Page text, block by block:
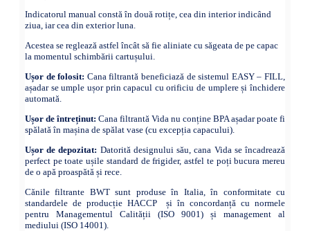
Indicatorul manual constă în două rotițe, cea din interior indicând
ziua, iar cea din exterior luna.
Acestea se reglează astfel încât să fie aliniate cu săgeata de pe capac
la momentul schimbării cartușului.
Ușor de folosit: Cana filtrantă beneficiază de sistemul EASY – FILL,
așadar se umple ușor prin capacul cu orificiu de umplere și închidere
automată.
Ușor de întreținut: Cana filtrantă Vida nu conține BPA așadar poate fi
spălată în mașina de spălat vase (cu excepția capacului).
Ușor de depozitat: Datorită designului său, cana Vida se încadrează
perfect pe toate ușile standard de frigider, astfel te poți bucura mereu
de o apă proaspătă și rece.
Cănile filtrante BWT sunt produse în Italia, în conformitate cu
standardele de producție HACCP și în concordanță cu normele
pentru Managementul Calității (ISO 9001) și management al
mediului (ISO 14001).